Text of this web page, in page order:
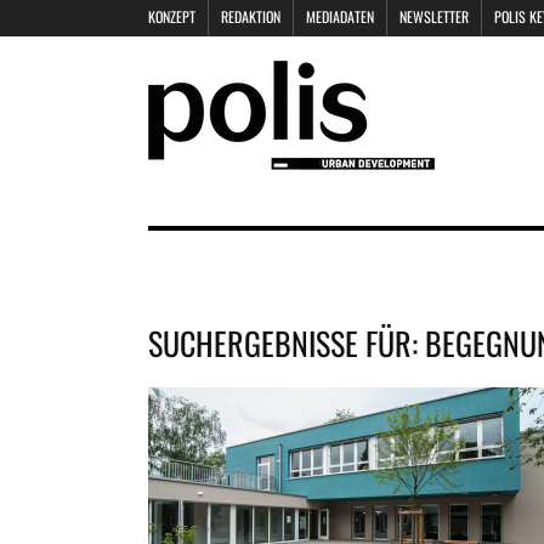
KONZEPT REDAKTION MEDIADATEN NEWSLETTER POLIS
SUCHERGEBNISSE FÜR: